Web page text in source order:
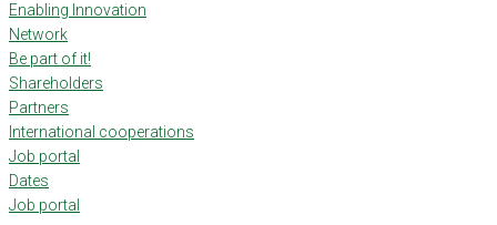
Enabling Innovation
Network
Be part of it!
Shareholders
Partners
International cooperations
Job portal
Dates
Job portal